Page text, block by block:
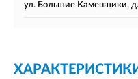
ул. Большие Каменщики, д.